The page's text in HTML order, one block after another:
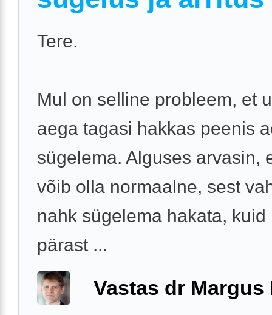
Tere.
Mul on selline probleem, et
aega tagasi hakkas peenis
sügelema. Alguses arvasin,
võib olla normaalne, sest
nahk sügelema hakata, kuid
pärast ...
Vastas dr Margus